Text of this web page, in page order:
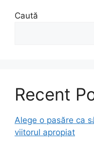
Caută
Recent
Alege o pasăre ca
viitorul apropiat